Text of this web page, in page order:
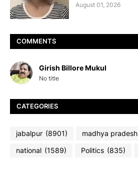
August 01, 2026
COMMENTS
Girish Billore Mukul
No title
CATEGORIES
jabalpur (8901) madhya pradesh
national (1589) Politics (835)